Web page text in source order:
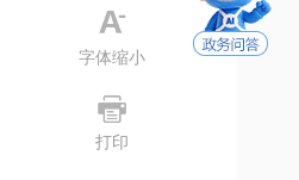
字体缩小
打印